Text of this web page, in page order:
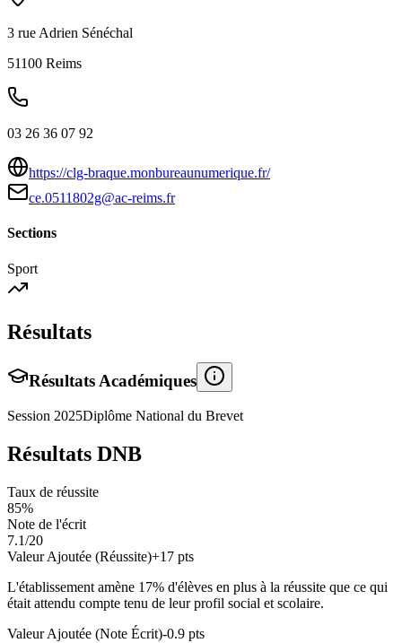
3 rue Adrien Sénéchal
51100 Reims
03 26 36 07 92
https://clg-braque.monbureaunumerique.fr/
ce.0511802g@ac-reims.fr
Sections
Sport
Résultats
Résultats Académiques
Session 2025Diplôme National du Brevet
Résultats DNB
Taux de réussite
85%
Note de l'écrit
7.1/20
Valeur Ajoutée (Réussite)+17 pts
L'établissement amène 17% d'élèves en plus à la réussite que ce qui
était attendu compte tenu de leur profil social et scolaire.
Valeur Ajoutée (Note Écrit)-0.9 pts